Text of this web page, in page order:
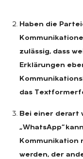
Haben die
zulässig, dass
Erklärungen
das
Bei einer derart
„WhatsApp“
Kommunikation
werden, der